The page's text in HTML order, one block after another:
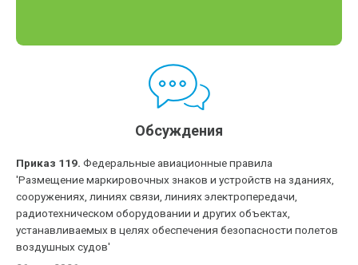
Обсуждения
Приказ 119. Федеральные авиационные правила
'Размещение маркировочных знаков и устройств на зданиях,
сооружениях, линиях связи, линиях электропередачи,
радиотехническом оборудовании и других объектах,
устанавливаемых в целях обеспечения безопасности полетов
воздушных судов'